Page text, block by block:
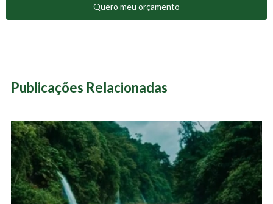
Quero meu orçamento
Publicações Relacionadas